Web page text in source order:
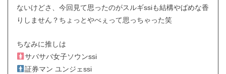
ないけどさ、今回見て思ったのがスルギssiも結構やばめな香
りしません？ちょっとやべぇって思っちゃった笑
ちなみに推しは
サバサバ女子ソウンssi
証券マン ユンジェssi